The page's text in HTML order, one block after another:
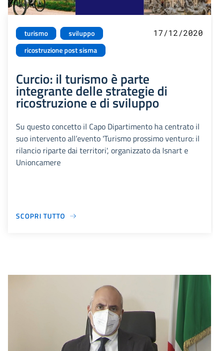
turismo
sviluppo
ricostruzione post sisma
17/12/2020
Curcio: il turismo è parte
integrante delle strategie di
ricostruzione e di sviluppo
Su questo concetto il Capo Dipartimento ha centrato il
suo intervento all’evento 'Turismo prossimo venturo: il
rilancio riparte dai territori', organizzato da Isnart e
Unioncamere
SCOPRI TUTTO